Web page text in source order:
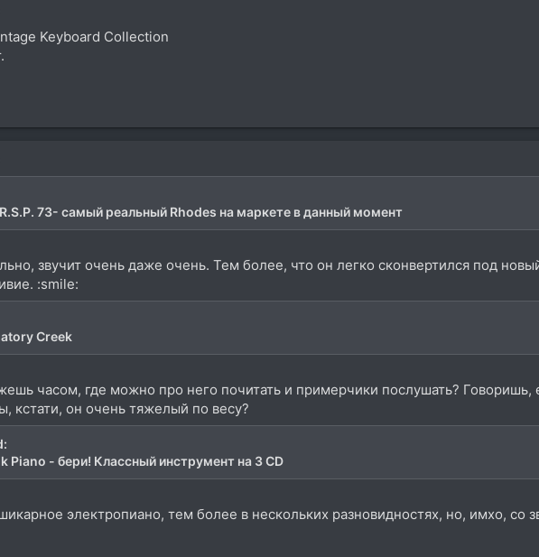
Keyboard Collection
73- самый реальный Rhodes на маркете в данный момент
звучит очень даже очень. Тем более, что он легко сконвертился под
:smile:
Creek
часом, где можно про него почитать и примерчики послушать? Говоришь,
кстати, он очень тяжелый по весу?
Piano - бери! Классный инструмент на 3 CD
электропиано, тем более в нескольких разновидностях, но, имхо, со